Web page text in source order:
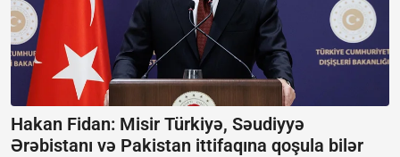
Hakan Fidan: Misir Türkiyə, Səudiyyə
Ərəbistanı və Pakistan ittifaqına qoşula bilər